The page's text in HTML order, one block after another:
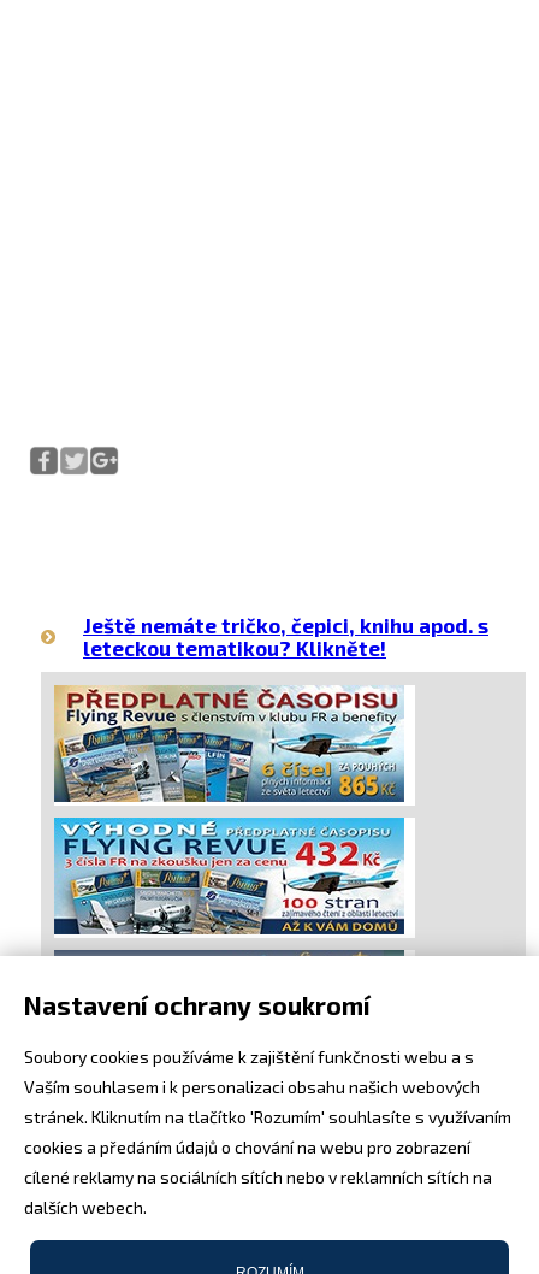
Ještě nemáte tričko, čepici, knihu apod. s
leteckou tematikou? Klikněte!
Nastavení ochrany soukromí
Soubory cookies používáme k zajištění funkčnosti webu a s
Vaším souhlasem i k personalizaci obsahu našich webových
stránek. Kliknutím na tlačítko 'Rozumím' souhlasíte s využívaním
cookies a předáním údajů o chování na webu pro zobrazení
cílené reklamy na sociálních sítích nebo v reklamních sítích na
dalších webech.